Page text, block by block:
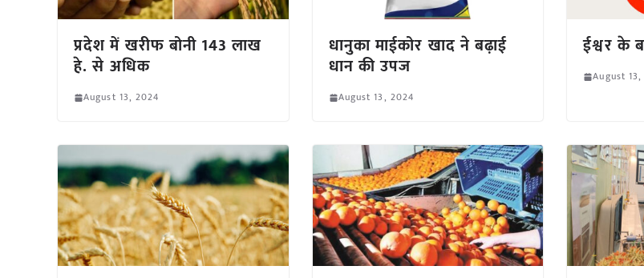
प्रदेश में खरीफ बोनी 143 लाख
हे. से अधिक
August 13, 2024
धानुका माईकोर खाद ने बढ़ाई
धान की उपज
August 13, 2024
ईश्वर के
August